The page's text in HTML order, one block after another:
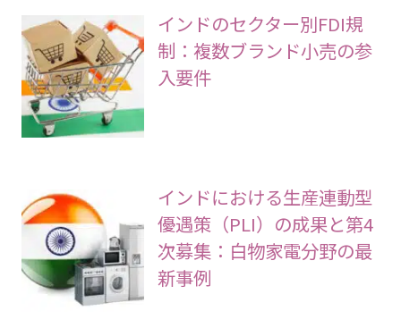
インドのセクター別FDI規
制：複数ブランド小売の参
入要件
インドにおける生産連動型
優遇策（PLI）の成果と第4
次募集：白物家電分野の最
新事例